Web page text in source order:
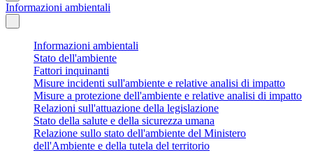
Informazioni ambientali
Informazioni ambientali
Stato dell'ambiente
Fattori inquinanti
Misure incidenti sull'ambiente e relative analisi di impatto
Misure a protezione dell'ambiente e relative analisi di impatto
Relazioni sull'attuazione della legislazione
Stato della salute e della sicurezza umana
Relazione sullo stato dell'ambiente del Ministero
dell'Ambiente e della tutela del territorio